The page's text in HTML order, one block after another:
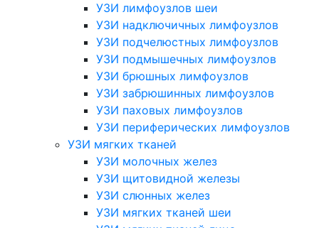
УЗИ лимфоузлов шеи
УЗИ надключичных лимфоузлов
УЗИ подчелюстных лимфоузлов
УЗИ подмышечных лимфоузлов
УЗИ брюшных лимфоузлов
УЗИ забрюшинных лимфоузлов
УЗИ паховых лимфоузлов
УЗИ периферических лимфоузлов
УЗИ мягких тканей
УЗИ молочных желез
УЗИ щитовидной железы
УЗИ слюнных желез
УЗИ мягких тканей шеи